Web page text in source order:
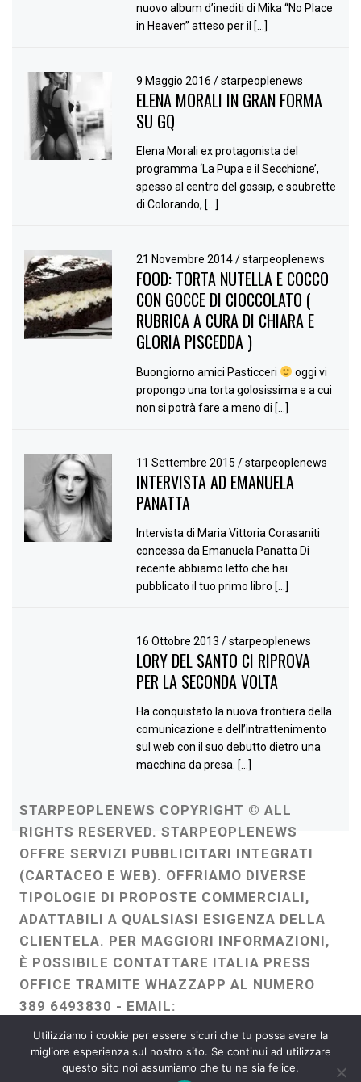
nuovo album d’inediti di Mika “No Place
in Heaven” atteso per il […]
9 Maggio 2016/ starpeoplenews
ELENA MORALI IN GRAN FORMA
SU GQ
Elena Morali ex protagonista del
programma ‘La Pupa e il Secchione’,
spesso al centro del gossip, e soubrette
di Colorando, […]
21 Novembre 2014/ starpeoplenews
FOOD: TORTA NUTELLA E COCCO
CON GOCCE DI CIOCCOLATO (
RUBRICA A CURA DI CHIARA E
GLORIA PISCEDDA )
Buongiorno amici Pasticceri
oggi vi
propongo una torta golosissima e a cui
non si potrà fare a meno di […]
11 Settembre 2015/ starpeoplenews
INTERVISTA AD EMANUELA
PANATTA
Intervista di Maria Vittoria Corasaniti
concessa da Emanuela Panatta Di
recente abbiamo letto che hai
pubblicato il tuo primo libro […]
16 Ottobre 2013/ starpeoplenews
LORY DEL SANTO CI RIPROVA
PER LA SECONDA VOLTA
Ha conquistato la nuova frontiera della
comunicazione e dell’intrattenimento
sul web con il suo debutto dietro una
macchina da presa. […]
STARPEOPLENEWS COPYRIGHT © ALL
RIGHTS RESERVED. STARPEOPLENEWS
OFFRE SERVIZI PUBBLICITARI INTEGRATI
(CARTACEO E WEB). OFFRIAMO DIVERSE
TIPOLOGIE DI PROPOSTE COMMERCIALI,
ADATTABILI A QUALSIASI ESIGENZA DELLA
CLIENTELA. PER MAGGIORI INFORMAZIONI,
È POSSIBILE CONTATTARE ITALIA PRESS
OFFICE TRAMITE WHAZZAPP AL NUMERO
389 6493830 - EMAIL:
ITALIAPRESSOFFICE@GMAIL.COM
WEBMASTER :FRANCESCO GENTILE
FREELANCE
Utilizziamo i cookie per essere sicuri che tu possa avere la
migliore esperienza sul nostro sito. Se continui ad utilizzare
questo sito noi assumiamo che tu ne sia felice.